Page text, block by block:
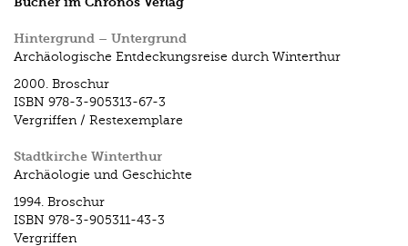
Hintergrund – Untergrund
Archäologische Entdeckungsreise durch Winterthur
2000. Broschur
ISBN 978-3-905313-67-3
Vergriffen / Restexemplare
Stadtkirche Winterthur
Archäologie und Geschichte
1994. Broschur
ISBN 978-3-905311-43-3
Vergriffen